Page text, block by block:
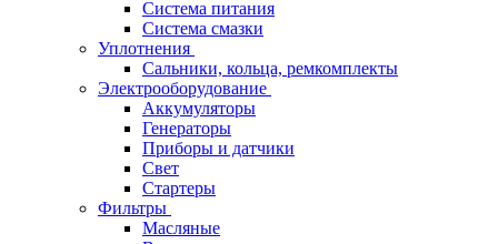
Система питания
Система смазки
Уплотнения
Сальники, кольца, ремкомплекты
Электрооборудование
Аккумуляторы
Генераторы
Приборы и датчики
Свет
Стартеры
Фильтры
Масляные